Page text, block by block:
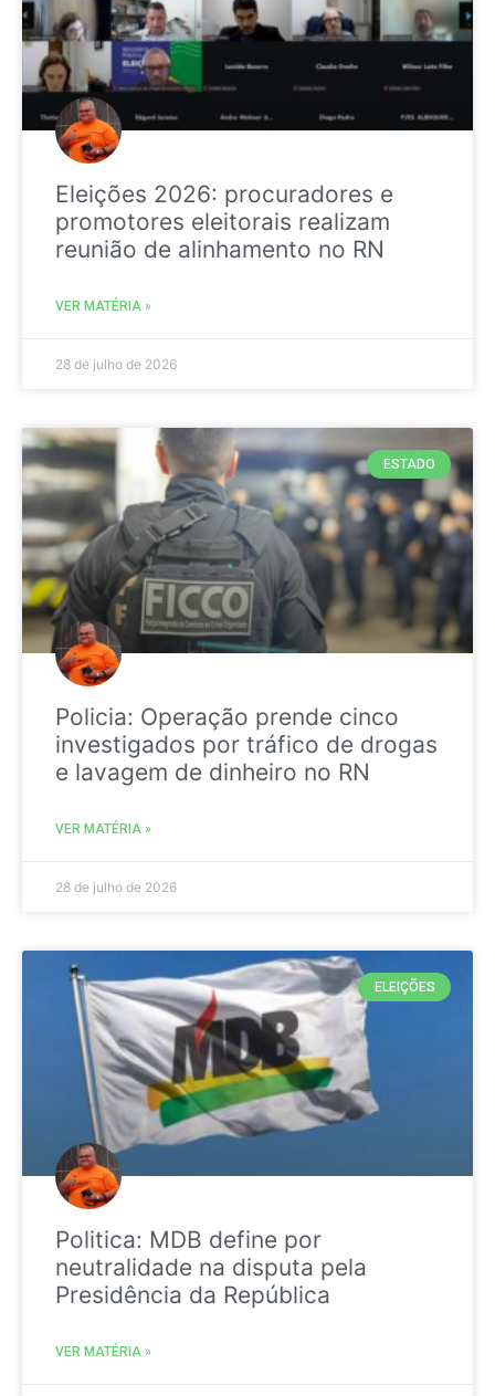
Eleições 2026: procuradores e
promotores eleitorais realizam
reunião de alinhamento no RN
VER MATÉRIA »
28 de julho de 2026
ESTADO
Policia: Operação prende cinco
investigados por tráfico de drogas
e lavagem de dinheiro no RN
VER MATÉRIA »
28 de julho de 2026
ELEIÇÕES
Politica: MDB define por
neutralidade na disputa pela
Presidência da República
VER MATÉRIA »